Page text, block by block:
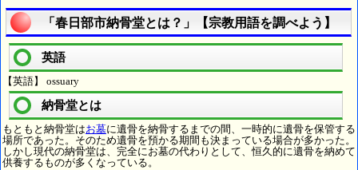
「春日部市納骨堂とは？」【宗教用語を調べよう】
英語
【英語】 ossuary
納骨堂とは
もともと納骨堂はお墓に遺骨を納骨するまでの間、一時的に遺骨を保管する
場所であった。そのため遺骨を預かる期間も決まっている場合が多かった。
しかし現代の納骨堂は、完全にお墓の代わりとして、恒久的に遺骨を納めて
供養するものが多くなっている。